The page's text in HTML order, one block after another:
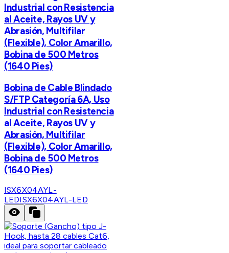
Industrial con Resistencia
al Aceite, Rayos UV y
Abrasión, Multifilar
(Flexible), Color Amarillo,
Bobina de 500 Metros
(1640 Pies)
Bobina de Cable Blindado
S/FTP Categoría 6A, Uso
Industrial con Resistencia
al Aceite, Rayos UV y
Abrasión, Multifilar
(Flexible), Color Amarillo,
Bobina de 500 Metros
(1640 Pies)
ISX6X04AYL-
LEDISX6X04AYL-LED